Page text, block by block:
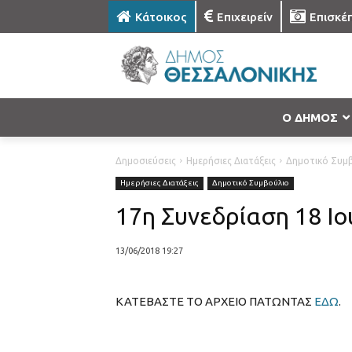
Κάτοικος Επιχειρείν
Ο ΔΗΜΟΣ
Δημοσιεύσεις Ημερήσιες Διατάξεις Δημοτικό
Ημερήσιες Διατάξεις Δημοτικό Συμβούλιο
17η Συνεδρίαση 18
13/06/2018 19:27
ΚΑΤΕΒΑΣΤΕ ΤΟ ΑΡΧΕΙΟ ΠΑΤΩΝΤΑΣ ΕΔΩ.